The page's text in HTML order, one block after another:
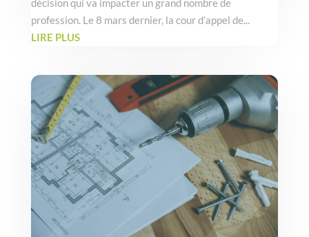
décision qui va impacter un grand nombre de
profession. Le 8 mars dernier, la cour d’appel de...
LIRE PLUS